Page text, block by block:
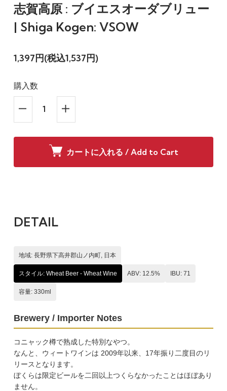
志賀高原 : ブイエスオーダブリュー
| Shiga Kogen: VSOW
1,397円(税込1,537円)
購入数
カートに入れる / Add to Cart
DETAIL
地域: 長野県下高井郡山ノ内町, 日本
スタイル: Wheat Beer - Wheat Wine ABV: 12.5% IBU: 71
容量: 330ml
Brewery / Importer Notes
コニャック樽で熟成した特別なやつ。
なんと、ウィートワインは 2009年以来、17年振り二度目のリ
リースとなります。
ぼくらは限定ビールを二回以上つくらなかったことはほぼあり
ません。